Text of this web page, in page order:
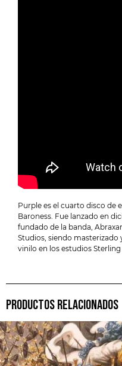
Purple es el cuarto disco de
Baroness. Fue lanzado en
fundado de la banda,
Studios, siendo
vinilo en los estudios Sterling
PRODUCTOS RELACIONADOS